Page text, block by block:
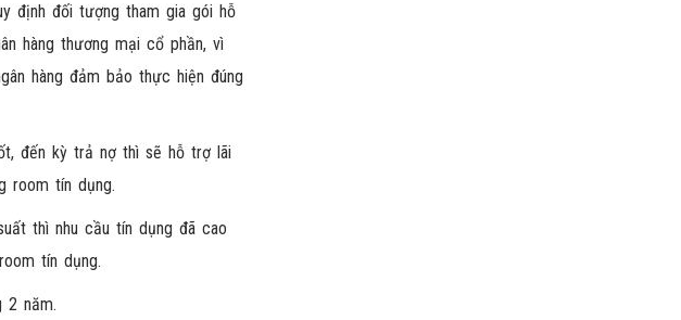
định đối tượng tham gia gói hỗ
hàng thương mại cổ phần, vì
hàng đảm bảo thực hiện đúng
đến kỳ trả nợ thì sẽ hỗ trợ lãi
room tín dụng.
thì nhu cầu tín dụng đã cao
tín dụng.
2 năm.